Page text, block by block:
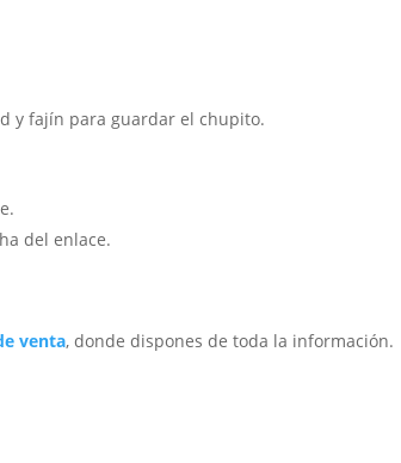
y fajín para guardar el chupito.
del enlace.
venta, donde dispones de toda la información.